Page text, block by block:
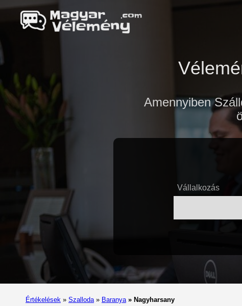
Amennyiben
Vállalkozás
Értékelések » Szalloda » Baranya » Nagyharsany